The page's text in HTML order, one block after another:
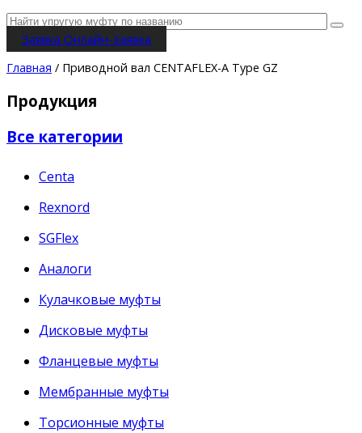
Заявка Онлайн-заявка
Главная / Приводной вал CENTAFLEX-A Type GZ
Продукция
Все категории
Centa
Rexnord
SGFlex
Аналоги
Кулачковые муфты
Дисковые муфты
Фланцевые муфты
Мембранные муфты
Торсионные муфты